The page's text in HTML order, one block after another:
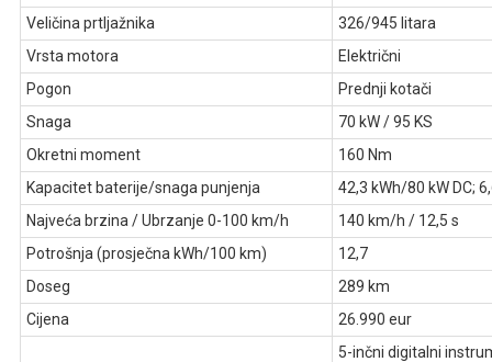
Veličina prtljažnika
326/945 litara
Vrsta motora
Električni
Pogon
Prednji kotači
Snaga
70 kW / 95 KS
Okretni moment
160 Nm
Kapacitet baterije/snaga punjenja
42,3 kWh/80 kW DC;
Najveća brzina / Ubrzanje 0-100 km/h
140 km/h / 12,5 s
Potrošnja (prosječna kWh/100 km)
12,7
Doseg
289 km
Cijena
26.990 eur
5-inčni digitalni